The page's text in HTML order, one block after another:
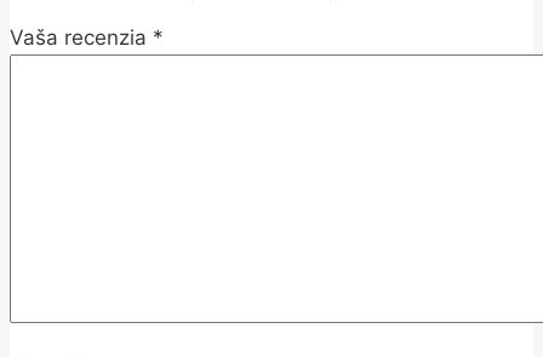
Vaša recenzia *